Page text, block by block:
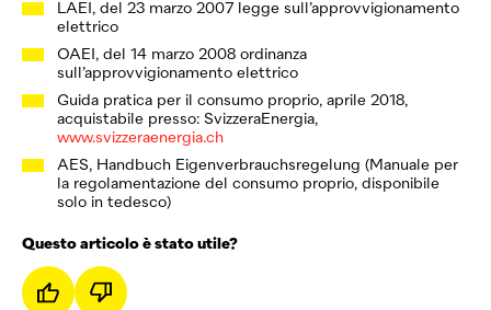
LAEI, del 23 marzo 2007 legge sull’approvvigionamento
elettrico
OAEI, del 14 marzo 2008 ordinanza
sull’approvvigionamento elettrico
Guida pratica per il consumo proprio, aprile 2018,
acquistabile presso: SvizzeraEnergia,
www.svizzeraenergia.ch
AES, Handbuch Eigenverbrauchsregelung (Manuale per
la regolamentazione del consumo proprio, disponibile
solo in tedesco)
Questo articolo è stato utile?